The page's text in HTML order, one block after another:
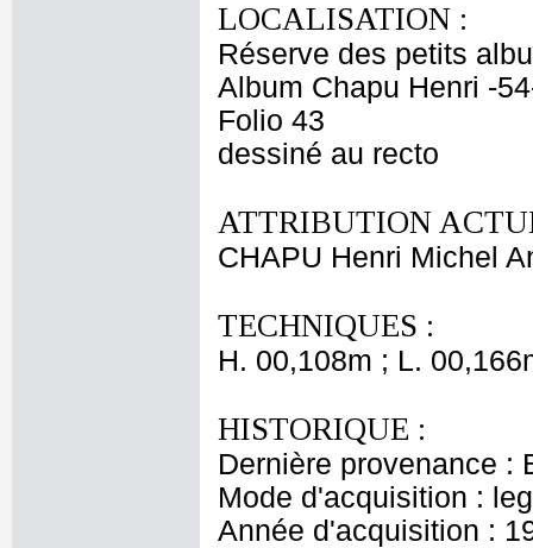
LOCALISATION :
Réserve des petits
Album Chapu Henri -
Folio 43
dessiné au recto
ATTRIBUTION
CHAPU Henri Michel
TECHNIQUES :
H. 00,108m ; L.
HISTORIQUE :
Dernière provenance :
Mode d'acquisition :
Année d'acquisition :